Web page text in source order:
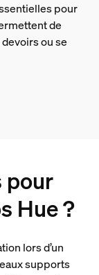
pour
de
ou se
pour
Hue ?
lors d’un
supports